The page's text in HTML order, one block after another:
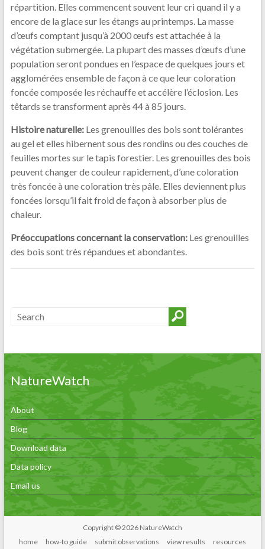
répartition. Elles commencent souvent leur cri quand il y a
encore de la glace sur les étangs au printemps. La masse
d’œufs comptant jusqu’à 2000 œufs est attachée à la
végétation submergée. La plupart des masses d’œufs d’une
population seront pondues en l’espace de quelques jours et
agglomérées ensemble de façon à ce que leur coloration
foncée composée les réchauffe et accélère l’éclosion. Les
têtards se transforment après 44 à 85 jours.
Histoire naturelle: Les grenouilles des bois sont tolérantes
au gel et elles hibernent sous des rondins ou des couches de
feuilles mortes sur le tapis forestier. Les grenouilles des bois
peuvent changer de couleur rapidement, d’une coloration
très foncée à une coloration très pâle. Elles deviennent plus
foncées lorsqu’il fait froid de façon à absorber plus de
chaleur.
Préoccupations concernant la conservation: Les grenouilles
des bois sont très répandues et abondantes.
NatureWatch
About
Blog
Download data
Data policy
Email us
Copyright © 2026 NatureWatch
home
how-to guide submit observations view results
resources